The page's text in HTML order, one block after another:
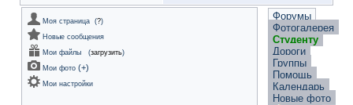
Моя страница (?)
Новые сообщения
Мои файлы
(загрузить)
Мои фото (+)
Мои настройки
Форумы
Фотогалерея
Студенту
Дороги
Группы
Помощь
Календарь
Новые фото